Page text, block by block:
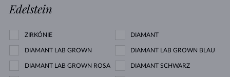
Edelstein
ZIRKÓNIE DIAMANT
DIAMANT LAB GROWN DIAMANT LAB GROWN BLAU
DIAMANT LAB GROWN ROSA DIAMANT SCHWARZ